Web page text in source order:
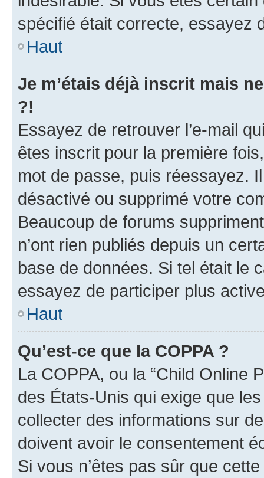
spécifié était correcte, essayez
Haut
Je m’étais déjà inscrit mais
?!
Essayez de retrouver l’e-mail
êtes inscrit pour la première
mot de passe, puis réessayez.
désactivé ou supprimé votre
Beaucoup de forums
n’ont rien publiés depuis un
base de données. Si tel était le
essayez de participer plus
Haut
Qu’est-ce que la COPPA ?
La COPPA, ou la “Child Online
des États-Unis qui exige que
collecter des informations sur
doivent avoir le consentement
Si vous n’êtes pas sûr que